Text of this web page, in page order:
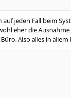
jeden Fall beim
eher die
Also alles in allem